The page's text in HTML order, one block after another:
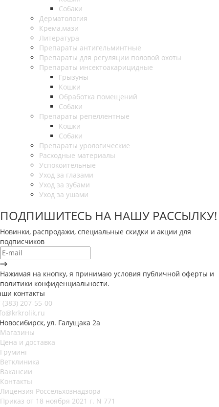
Собаки
Дерматология
Крема,мази
Литература
Препараты антигельминтные
Препараты для регуляции половой охоты
Препараты инсектоакарицидные
Грызуны
Кошки
Обработка помещений
Собаки
Препараты репеллентные
Кошки
Собаки
Препараты урологические
Расходные материалы
Успокоительные
Уход за глазами
Уход за зубами
Уход за ушами
ПОДПИШИТЕСЬ НА НАШУ РАССЫЛКУ!
Новинки, распродажи, специальные скидки и акции для
подписчиков
Нажимая на кнопку, я принимаю условия публичной оферты и
политики конфиденциальности.
контакты
(383) 207-55-00
ул. Галущака 2а
Магазины
Цена и доставка
Груминг
Ветклиника
Вакансии
Контакты
Лицензия Россельхознадзора
Приказ от 18 ноября 2021 г. N 771